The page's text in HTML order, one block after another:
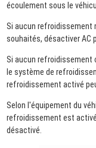
écoulement sous le
Si aucun refroidissement
souhaités, désactiver AC
Si aucun refroidissement
le système de
refroidissement activé
Selon l'équipement du
refroidissement est
désactivé.